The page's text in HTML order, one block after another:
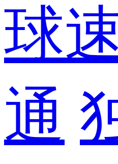
球
通